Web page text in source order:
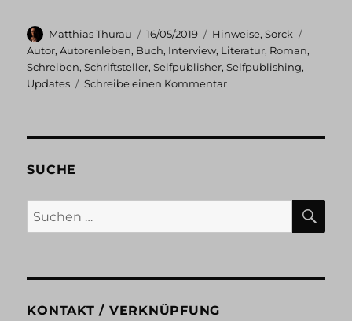
Autor
Matthias Thurau
Veröffentlicht
am
16/05/2019 Kategorien
Hinweise,Sorck
Autor,Autorenleben, Buch, Interview, Literatur, Roman,
Schreiben,Schriftsteller,Selfpublisher,Selfpublishing,
Updates
Schreibe einen Kommentarzu
SUCHE
Suchen
nach:
KONTAKT / VERKNÜPFUNG